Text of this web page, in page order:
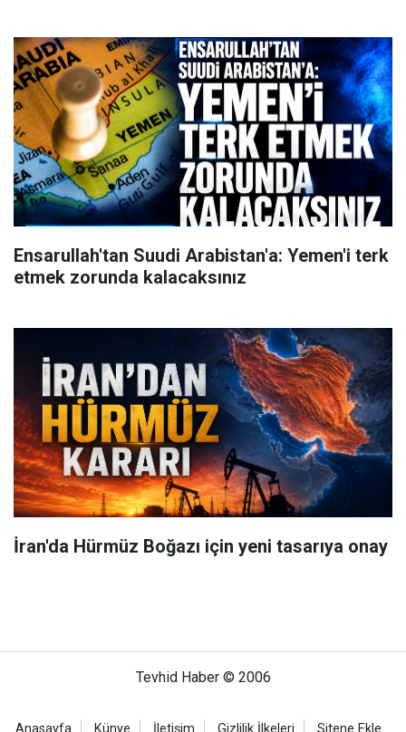
Ensarullah'tan Suudi Arabistan'a: Yemen'i terk
etmek zorunda kalacaksınız
İran'da Hürmüz Boğazı için yeni tasarıya onay
Tevhid Haber © 2006
Anasayfa Künye İletişim Gizlilik İlkeleri Sitene Ekle